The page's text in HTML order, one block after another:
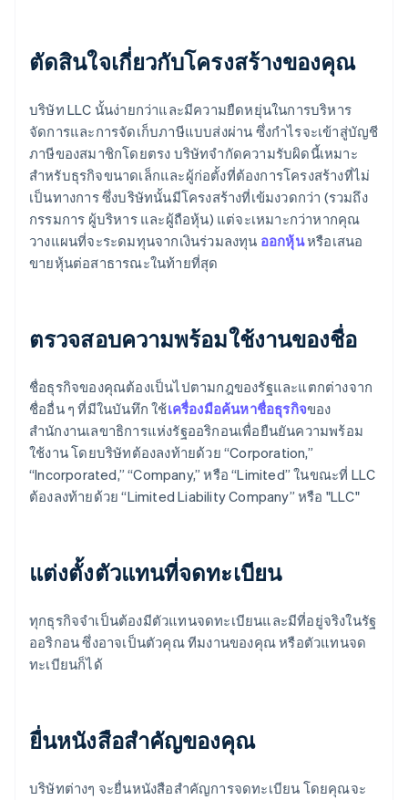
ตัดสินใจเกี่ยวกับโครงสร้างของคุณ
บริษัท LLC นั้นง่ายกว่าและมีความยืดหยุ่นในการบริหาร
จัดการและการจัดเก็บภาษีแบบส่งผ่าน ซึ่งกำไรจะเข้าสู่บัญชี
ภาษีของสมาชิกโดยตรง บริษัทจำกัดความรับผิดนี้เหมาะ
สำหรับธุรกิจขนาดเล็กและผู้ก่อตั้งที่ต้องการโครงสร้างที่ไม่
เป็นทางการ ซึ่งบริษัทนั้นมีโครงสร้างที่เข้มงวดกว่า (รวมถึง
กรรมการ ผู้บริหาร และผู้ถือหุ้น) แต่จะเหมาะกว่าหากคุณ
วางแผนที่จะระดมทุนจากเงินร่วมลงทุน ออกหุ้นหรือเสนอ
ขายหุ้นต่อสาธารณะในท้ายที่สุด
ตรวจสอบความพร้อมใช้งานของชื่อ
ชื่อธุรกิจของคุณต้องเป็นไปตามกฎของรัฐและแตกต่างจาก
ชื่ออื่น ๆ ที่มีในบันทึก ใช้เครื่องมือค้นหาชื่อธุรกิจของ
สำนักงานเลขาธิการแห่งรัฐออริกอนเพื่อยืนยันความพร้อม
ใช้งาน โดยบริษัทต้องลงท้ายด้วย “Corporation,”
“Incorporated,” “Company,” หรือ “Limited” ในขณะที่ LLC
ต้องลงท้ายด้วย “Limited Liability Company” หรือ "LLC"
แต่งตั้งตัวแทนที่จดทะเบียน
ทุกธุรกิจจำเป็นต้องมีตัวแทนจดทะเบียนและมีที่อยู่จริงในรัฐ
ออริกอน ซึ่งอาจเป็นตัวคุณ ทีมงานของคุณ หรือตัวแทนจด
ทะเบียนก็ได้
ยื่นหนังสือสำคัญของคุณ
บริษัทต่างๆ จะยื่นหนังสือสำคัญการจดทะเบียน โดยคุณจะ